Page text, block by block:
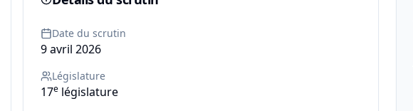
Date du scrutin
9 avril 2026
Législature
17e législature